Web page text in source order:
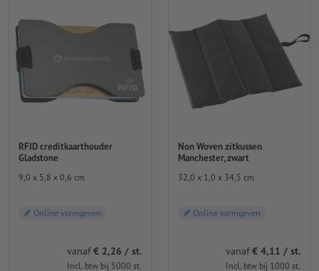
RFID creditkaarthouder
Gladstone
9,0 x 5,8 x 0,6 cm
Online vormgeven
vanaf€ 2,26 / st.
Incl. btw bij 5000 st.
Non Woven zitkussen
Manchester, zwart
32,0 x 1,0 x 34,5 cm
Online vormgeven
vanaf€ 4,11 / st.
Incl. btw bij 1000 st.